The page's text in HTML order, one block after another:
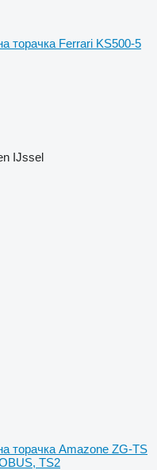
торачка Ferrari KS500-5
IJssel
торачка Amazone ZG-TS
TS2